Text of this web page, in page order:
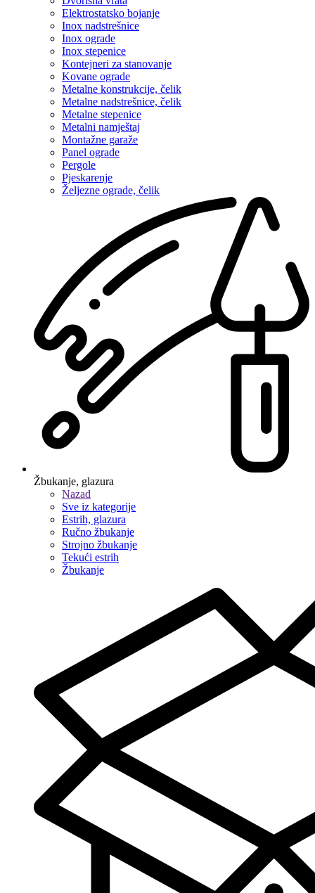
Elektrostatsko bojanje
Inox nadstrešnice
Inox ograde
Inox stepenice
Kontejneri za stanovanje
Kovane ograde
Metalne konstrukcije, čelik
Metalne nadstrešnice, čelik
Metalne stepenice
Metalni namještaj
Montažne garaže
Panel ograde
Pergole
Pjeskarenje
Željezne ograde, čelik
Žbukanje, glazura
Nazad
Sve iz kategorije
Estrih, glazura
Ručno žbukanje
Strojno žbukanje
Tekući estrih
Žbukanje